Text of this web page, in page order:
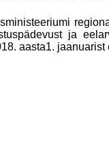
ja
aasta1. jaanuarist